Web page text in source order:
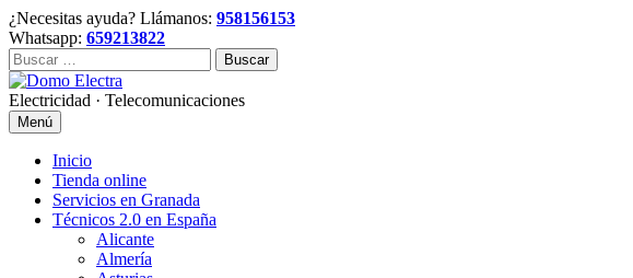
Skip
to
content
¿Necesitas ayuda? Llámanos: 958156153
Whatsapp: 659213822
Buscar:
Electricidad · Telecomunicaciones
Menú
Inicio
Tienda online
Servicios en Granada
Técnicos 2.0 en España
Alicante
Almería